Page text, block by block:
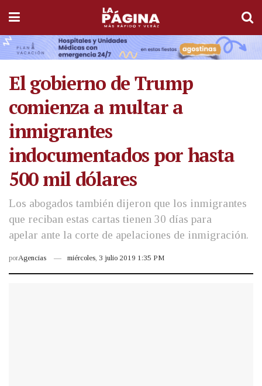
El gobierno de Trump
comienza a multar a
inmigrantes
indocumentados por hasta
500 mil dólares
Los abogados también dijeron que los inmigrantes
que reciban estas cartas tienen 30 días para
apelar ante la corte de apelaciones de inmigración.
porAgencias miércoles, 3 julio 2019 1:35 PM